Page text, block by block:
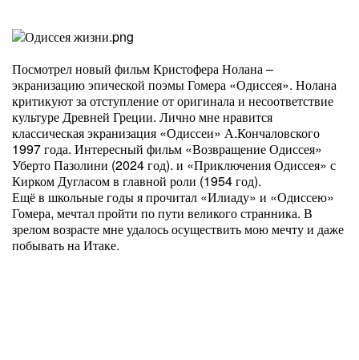
Посмотрел новый фильм Кристофера Нолана –
экранизацию эпической поэмы Гомера «Одиссея». Нолана
критикуют за отступление от оригинала и несоответствие
культуре Древней Греции. Лично мне нравится
классическая экранизация «Одиссеи» А.Кончаловского
1997 года. Интересный фильм «Возвращение Одиссея»
Уберто Пазолини (2024 год). и «Приключения Одиссея» с
Кирком Дугласом в главной роли (1954 год).
Ещё в школьные годы я прочитал «Илиаду» и «Одиссею»
Гомера, мечтал пройти по пути великого странника. В
зрелом возрасте мне удалось осуществить мою мечту и даже
побывать на Итаке.